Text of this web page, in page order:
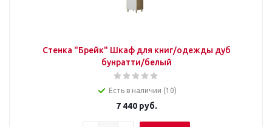
Стенка "Брейк" Шкаф для книг/одежды дуб
бунратти/белый
Есть в наличии (10)
7 440руб.